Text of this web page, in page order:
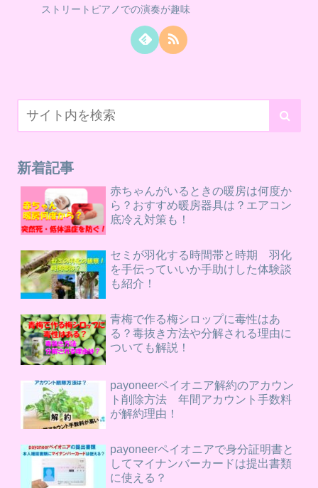
ストリートピアノでの演奏が趣味
新着記事
赤ちゃんがいるときの暖房は何度か
ら？おすすめ暖房器具は？エアコン
底冷え対策も！
セミが羽化する時間帯と時期 羽化
を手伝っていいか手助けした体験談
も紹介！
青梅で作る梅シロップに毒性はあ
る？毒抜き方法や分解される理由に
ついても解説！
payoneerペイオニア解約のアカウン
ト削除方法 年間アカウント手数料
が解約理由！
payoneerペイオニアで身分証明書と
してマイナンバーカードは提出書類
に使える？